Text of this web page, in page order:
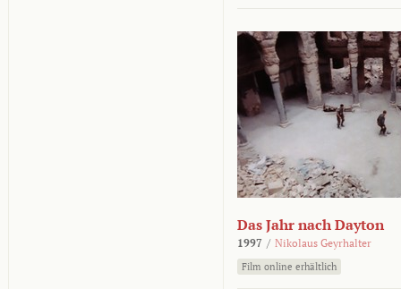
Das Jahr nach Dayton
1997 / Nikolaus Geyrhalter
Film online erhältlich